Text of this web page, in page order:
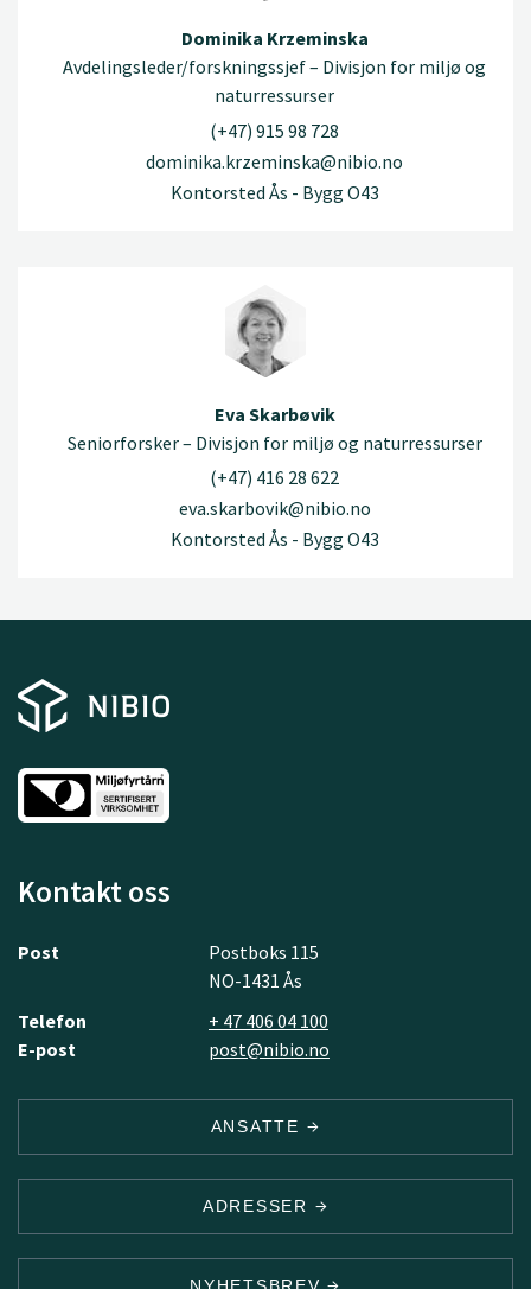
Dominika Krzeminska
Avdelingsleder/forskningssjef – Divisjon for miljø og
naturressurser
(+47) 915 98 728
dominika.krzeminska@nibio.no
Kontorsted Ås - Bygg O43
Eva Skarbøvik
Seniorforsker – Divisjon for miljø og naturressurser
(+47) 416 28 622
eva.skarbovik@nibio.no
Kontorsted Ås - Bygg O43
Kontakt oss
Post
Postboks 115
NO-1431 Ås
Telefon
+ 47 406 04 100
E-post
post@nibio.no
ANSATTE
ADRESSER